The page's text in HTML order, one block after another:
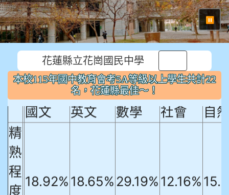
⏸
花蓮縣立花崗國民中學
本校115年國中教育會考5A等級以上學生共計22
名，花蓮縣最佳～！
本校115年國中教育會考5A等級以上
學生共計22名，花蓮縣最佳～！
國文
英文 數學 社會 自
精
熟
程
度
18.92% 18.65% 29.19% 12.16%